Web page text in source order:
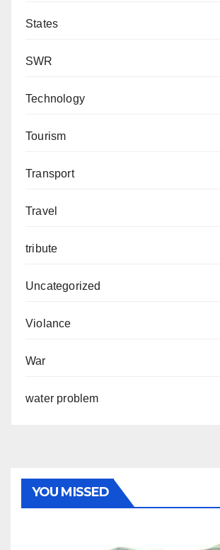
States
SWR
Technology
Tourism
Transport
Travel
tribute
Uncategorized
Violance
War
water problem
YOU MISSED